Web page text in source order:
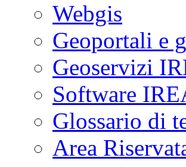
Webgis
Geoportali e
Geoservizi
Software
Glossario di
Area